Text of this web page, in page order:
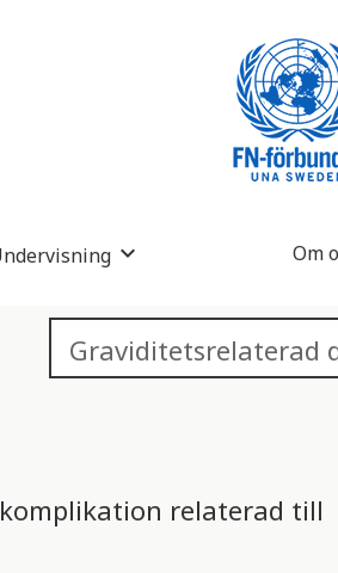
Om
relaterad till